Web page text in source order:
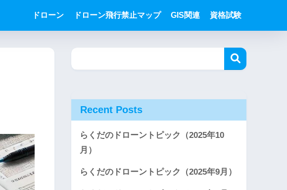
ドローン ドローン飛行禁止マップ GIS関連 資格試験
Recent Posts
らくだのドローントピック（2025年10
月）
らくだのドローントピック（2025年9月）